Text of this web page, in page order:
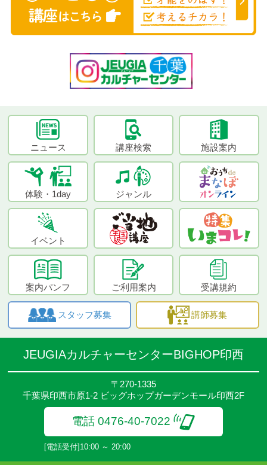
ニュース 講座検索 施設案内
体験・1day ジャンル
イベント
案内パンフ ご利用案内 受講規約
スタッフ募集 講師募集
JEUGIAカルチャーセンターBIGHOP印西
〒270-1335
千葉県印西市原1-2 ビッグホップガーデンモール印西2F
電話 0476-40-7022
[電話受付]10:00 ～ 20:00